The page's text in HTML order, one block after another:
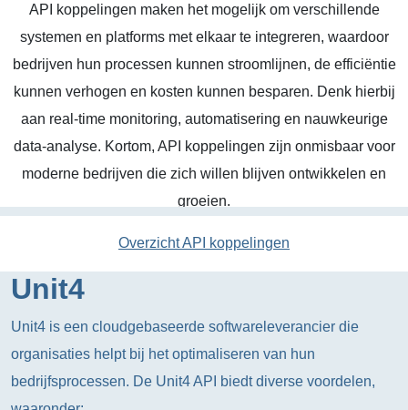
API koppelingen maken het mogelijk om verschillende
systemen en platforms met elkaar te integreren, waardoor
bedrijven hun processen kunnen stroomlijnen, de efficiëntie
kunnen verhogen en kosten kunnen besparen. Denk hierbij
aan real-time monitoring, automatisering en nauwkeurige
data-analyse. Kortom, API koppelingen zijn onmisbaar voor
moderne bedrijven die zich willen blijven ontwikkelen en
groeien.
Overzicht API koppelingen
Unit4
Unit4 is een cloudgebaseerde softwareleverancier die
organisaties helpt bij het optimaliseren van hun
bedrijfsprocessen. De Unit4 API biedt diverse voordelen,